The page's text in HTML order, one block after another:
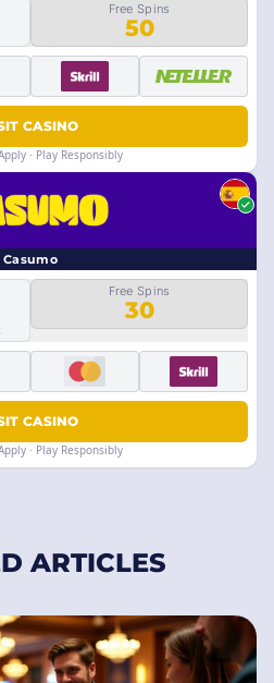
Free Spins
50
CASINO
· Play Responsibly
Casumo
Free Spins
30
CASINO
· Play Responsibly
ARTICLES